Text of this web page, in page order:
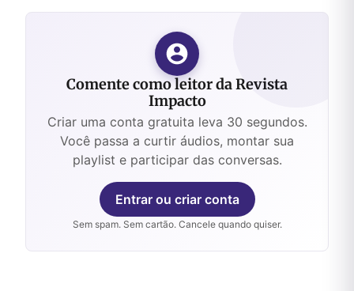
Comente como leitor da Revista
Impacto
Criar uma conta gratuita leva 30 segundos.
Você passa a curtir áudios, montar sua
playlist e participar das conversas.
Entrar ou criar conta
Sem spam. Sem cartão. Cancele quando quiser.